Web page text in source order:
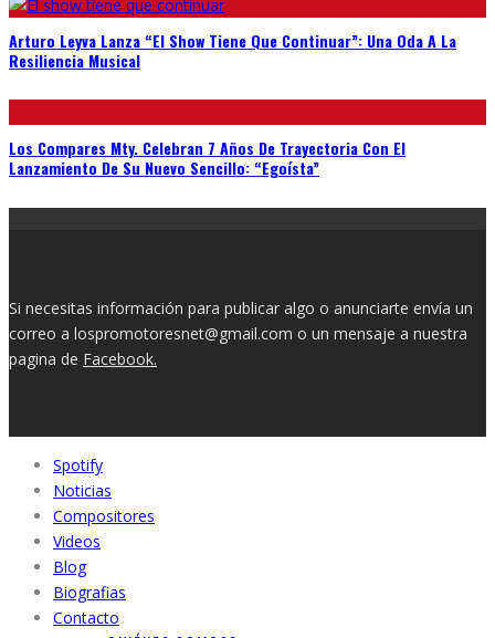
Arturo Leyva Lanza “El Show Tiene Que Continuar”: Una Oda A La
Resiliencia Musical
Los Compares Mty. Celebran 7 Años De Trayectoria Con El
Lanzamiento De Su Nuevo Sencillo: “Egoísta”
Si necesitas información para publicar algo o anunciarte envía un
correo a lospromotoresnet@gmail.com o un mensaje a nuestra
pagina de Facebook.
Spotify
Noticias
Compositores
Videos
Blog
Biografias
Contacto